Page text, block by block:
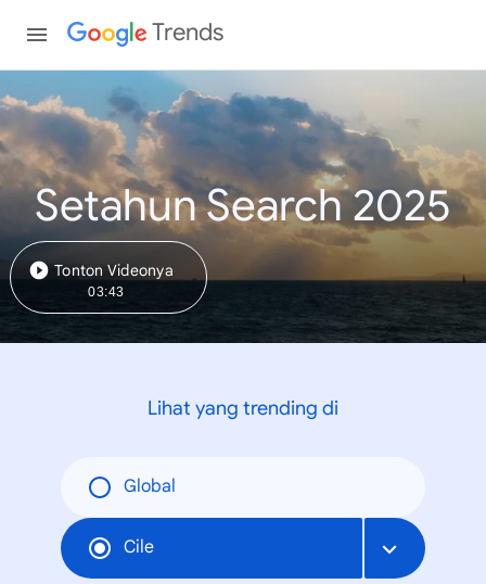
Trends
Setahun Search 2025
Tonton Videonya
03:43
Lihat yang trending di
Global
Cile